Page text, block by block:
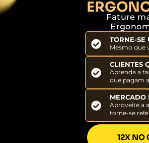
Fature
TORNE-SE
Mesmo que
CLIENTES
Aprenda a
que pagam
MERCADO
Aproveite a
torne-se
12X NO